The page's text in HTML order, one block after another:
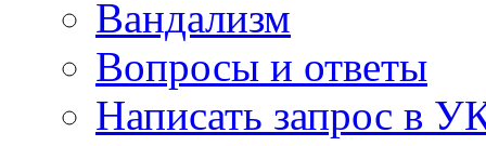
Вандализм
Вопросы и ответы
Написать запрос в